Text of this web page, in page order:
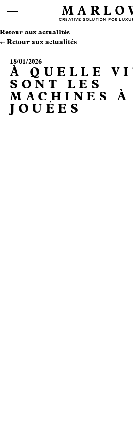
CREATIVE SOLUTION FOR
Retour aux actualités
Retour aux actualités
18/01/2026
À QUELLE
SONT LES
MACHINES À
JOUÉES